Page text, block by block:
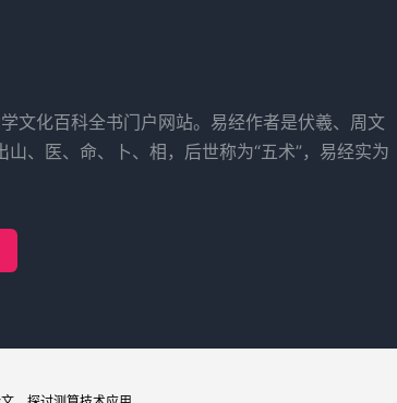
文化百科全书门户网站。易经作者是伏羲、周文
、医、命、卜、相，后世称为“五术”，易经实为